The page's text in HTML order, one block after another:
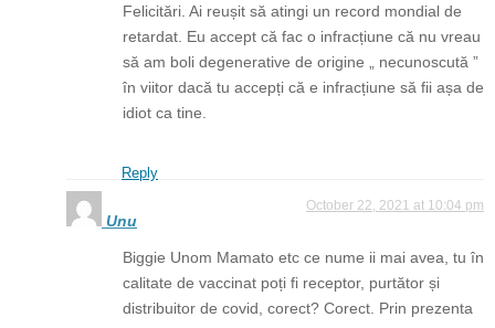
Felicitări. Ai reușit să atingi un record mondial de
retardat. Eu accept că fac o infracțiune că nu vreau
să am boli degenerative de origine „ necunoscută ”
în viitor dacă tu accepți că e infracțiune să fii așa de
idiot ca tine.
Reply
Unu
October 22, 2021 at 10:04 pm
Biggie Unom Mamato etc ce nume ii mai avea, tu în
calitate de vaccinat poți fi receptor, purtător și
distribuitor de covid, corect? Corect. Prin prezenta